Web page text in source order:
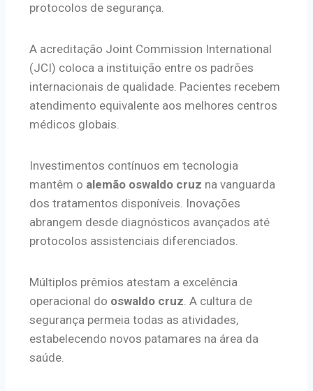
protocolos de segurança.
A acreditação Joint Commission International
(JCI) coloca a instituição entre os padrões
internacionais de qualidade. Pacientes recebem
atendimento equivalente aos melhores centros
médicos globais.
Investimentos contínuos em tecnologia
mantêm o alemão oswaldo cruz na vanguarda
dos tratamentos disponíveis. Inovações
abrangem desde diagnósticos avançados até
protocolos assistenciais diferenciados.
Múltiplos prêmios atestam a excelência
operacional do oswaldo cruz. A cultura de
segurança permeia todas as atividades,
estabelecendo novos patamares na área da
saúde.